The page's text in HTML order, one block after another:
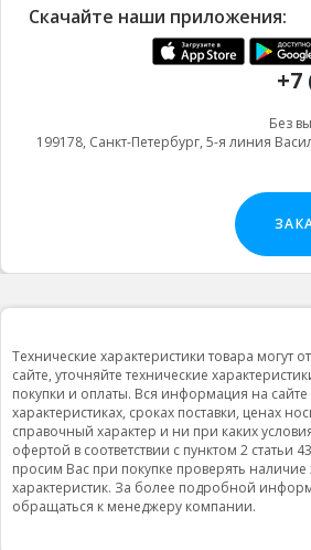
Скачайте наши приложения:
+7
Без
199178, Санкт-Петербург, 5-я линия
Технические характеристики товара могут
сайте, уточняйте технические
покупки и оплаты. Вся информация на сайте
характеристиках, сроках поставки, ценах
справочный характер и ни при каких
офертой в соответствии с пунктом 2 статьи
просим Вас при покупке проверять
характеристик. За более подробной
обращаться к менеджеру компании.